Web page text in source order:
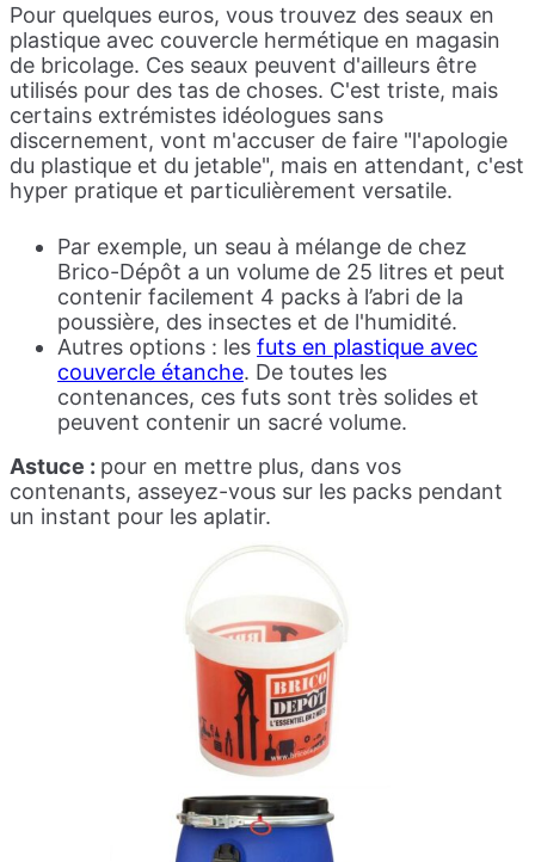
Pour quelques euros, vous trouvez des seaux en
plastique avec couvercle hermétique en magasin
de bricolage. Ces seaux peuvent d'ailleurs être
utilisés pour des tas de choses. C'est triste, mais
certains extrémistes idéologues sans
discernement, vont m'accuser de faire "l'apologie
du plastique et du jetable", mais en attendant, c'est
hyper pratique et particulièrement versatile.
Par exemple, un seau à mélange de chez
Brico-Dépôt a un volume de 25 litres et peut
contenir facilement 4 packs à l’abri de la
poussière, des insectes et de l'humidité.
Autres options : les futs en plastique avec
couvercle étanche. De toutes les
contenances, ces futs sont très solides et
peuvent contenir un sacré volume.
Astuce : pour en mettre plus, dans vos
contenants, asseyez-vous sur les packs pendant
un instant pour les aplatir.